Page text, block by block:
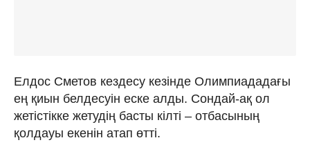
Елдос Сметов кездесу кезінде Олимпиададағы
ең қиын белдесуін еске алды. Сондай-ақ ол
жетістікке жетудің басты кілті – отбасының
қолдауы екенін атап өтті.